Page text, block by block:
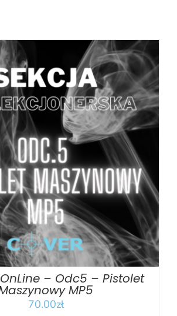
DO KOSZYKA / SZCZEGÓŁY
– Odc5 – Pistolet
MP5
70.00zł